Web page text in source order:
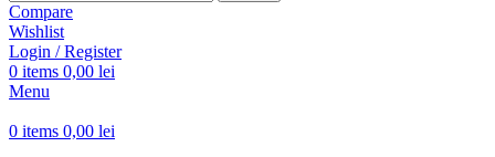
Compare
Wishlist
Login / Register
0 items 0,00 lei
Menu
0 items 0,00 lei